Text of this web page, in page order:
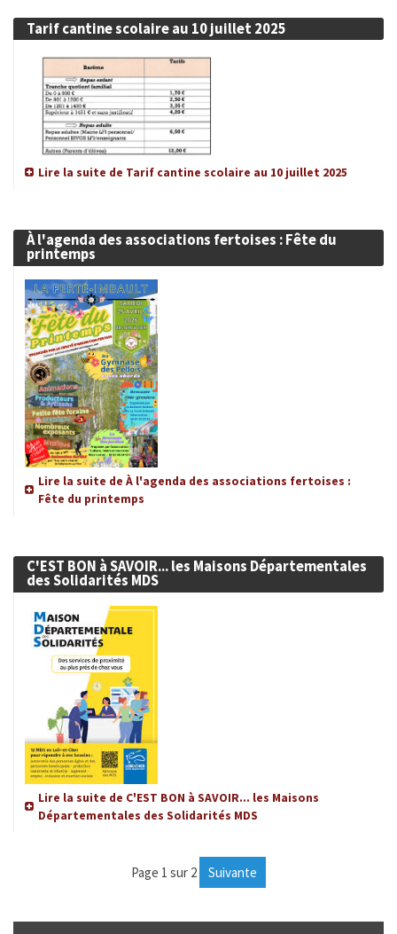
Tarif cantine scolaire au 10 juillet 2025
Lire la suite de Tarif cantine scolaire au 10 juillet 2025
À l'agenda des associations fertoises : Fête du
printemps
Lire la suite de À l'agenda des associations fertoises :
Fête du printemps
C'EST BON à SAVOIR... les Maisons Départementales
des Solidarités MDS
Lire la suite de C'EST BON à SAVOIR... les Maisons
Départementales des Solidarités MDS
page 1 sur 2 suivante